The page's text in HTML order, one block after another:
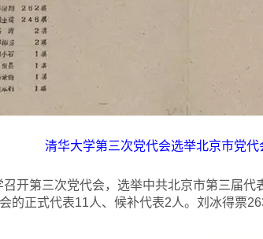
清华大学第三次党代会选举北京市党代
开第三次党代会，选举中共北京市第三届
的正式代表11人、候补代表2人。刘冰得票